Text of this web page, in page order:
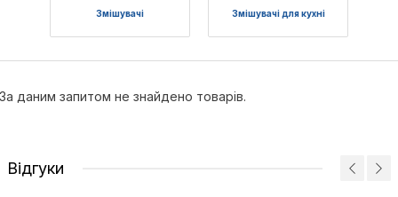
Змішувачі Змішувачі для кухні
За даним запитом не знайдено товарів.
Відгуки